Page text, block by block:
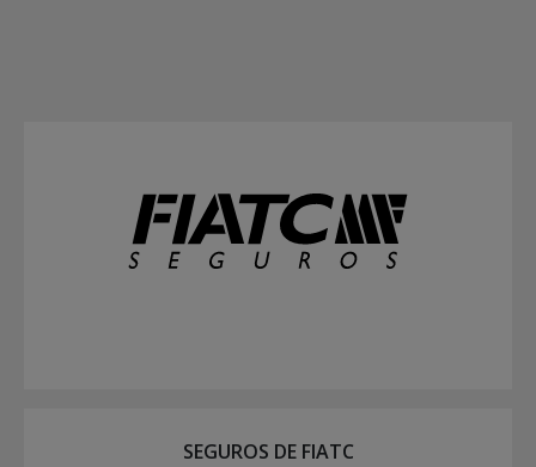
SEGUROS DE FIATC